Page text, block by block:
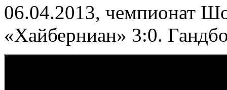
06.04.2013, чемпионат
«Хайберниан» 3:0.